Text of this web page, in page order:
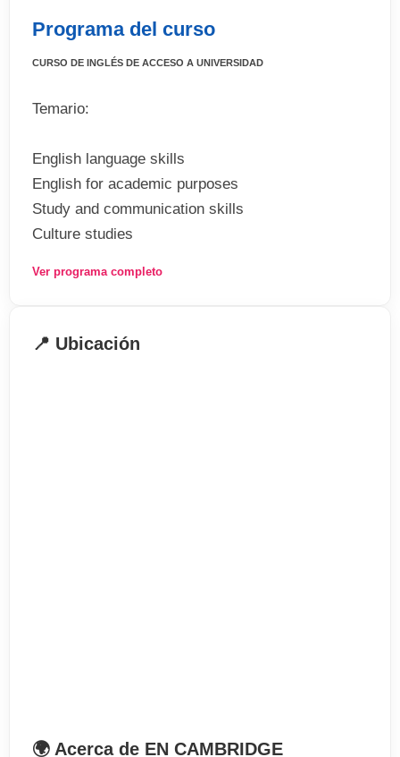
Programa del curso
CURSO DE INGLÉS DE ACCESO A UNIVERSIDAD
Temario:
English language skills
English for academic purposes
Study and communication skills
Culture studies
Computer and programming or business,
Ver programa completo
📍 Ubicación
🌍 Acerca de EN CAMBRIDGE